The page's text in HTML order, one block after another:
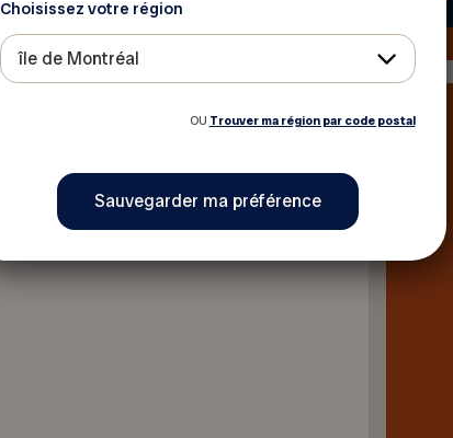
Choisissez votre région
île de Montréal
OU Trouver ma région par code postal